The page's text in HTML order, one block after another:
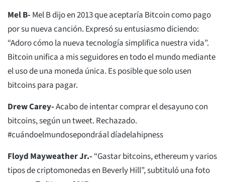
Mel B- Mel B dijo en 2013 que aceptaría Bitcoin como pago
por su nueva canción. Expresó su entusiasmo diciendo:
“Adoro cómo la nueva tecnología simplifica nuestra vida”.
Bitcoin unifica a mis seguidores en todo el mundo mediante
el uso de una moneda única. Es posible que solo usen
bitcoins para pagar.
Drew Carey-Acabo de intentar comprar el desayuno con
bitcoins, según un tweet. Rechazado.
#cuándoelmundosepondráal díadelahipness
Floyd Mayweather Jr.- “Gastar bitcoins, ethereum y varios
tipos de criptomonedas en Beverly Hill”, subtituló una foto